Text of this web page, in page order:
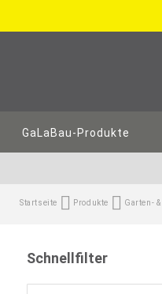
GaLaBau-Produkte
Startseite Produkte Garten-
Schnellfilter